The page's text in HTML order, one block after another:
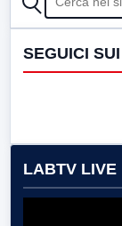
SEGUICI
LABTV LIVE